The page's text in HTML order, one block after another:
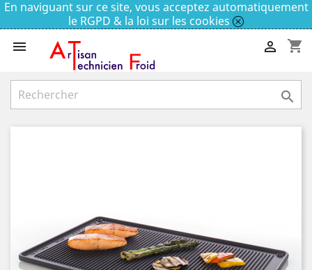
En naviguant sur ce site, vous acceptez automatiquement
le RGPD & la loi sur les cookies
 shopping_cart

